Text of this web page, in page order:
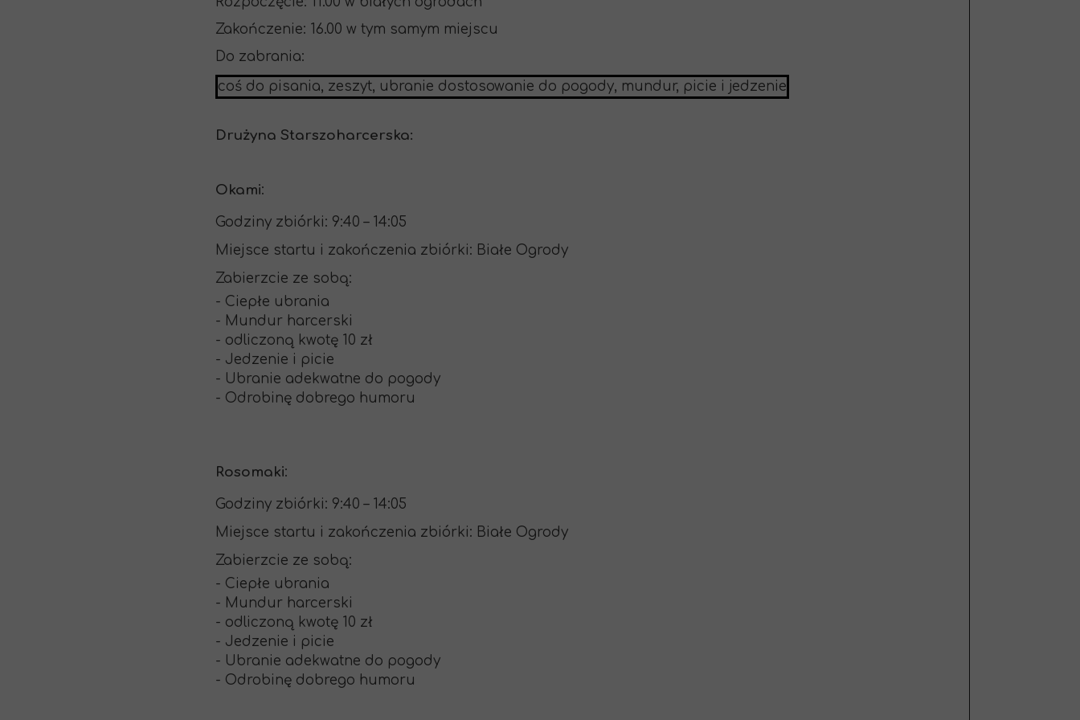
Zakończenie: 16.00 w tym samym miejscu
Do zabrania:
coś do pisania, zeszyt, ubranie dostosowanie do pogody, mundur, picie i jedzenie
Drużyna Starszoharcerska:
Okami:
Godziny zbiórki: 9:40 – 14:05
Miejsce startu i zakończenia zbiórki: Białe Ogrody
Zabierzcie ze sobą:
- Ciepłe ubrania
- Mundur harcerski
- odliczoną kwotę 10 zł
- Jedzenie i picie
- Ubranie adekwatne do pogody
- Odrobinę dobrego humoru
Rosomaki:
Godziny zbiórki: 9:40 – 14:05
Miejsce startu i zakończenia zbiórki: Białe Ogrody
Zabierzcie ze sobą:
- Ciepłe ubrania
- Mundur harcerski
- odliczoną kwotę 10 zł
- Jedzenie i picie
- Ubranie adekwatne do pogody
- Odrobinę dobrego humoru